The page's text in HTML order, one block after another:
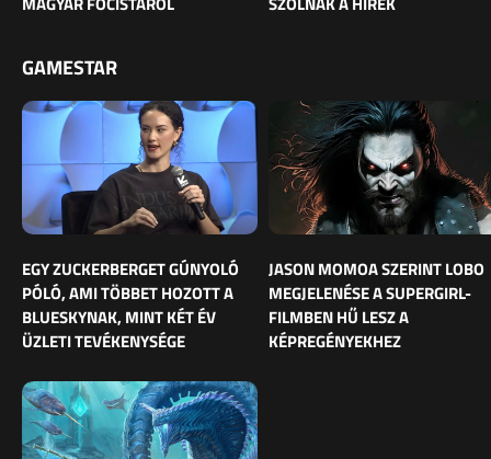
GAMESTAR
EGY ZUCKERBERGET GÚNYOLÓ
PÓLÓ, AMI TÖBBET HOZOTT A
BLUESKYNAK, MINT KÉT ÉV
ÜZLETI TEVÉKENYSÉGE
JASON MOMOA SZERINT LOBO
MEGJELENÉSE A SUPERGIRL-
FILMBEN HŰ LESZ A
KÉPREGÉNYEKHEZ